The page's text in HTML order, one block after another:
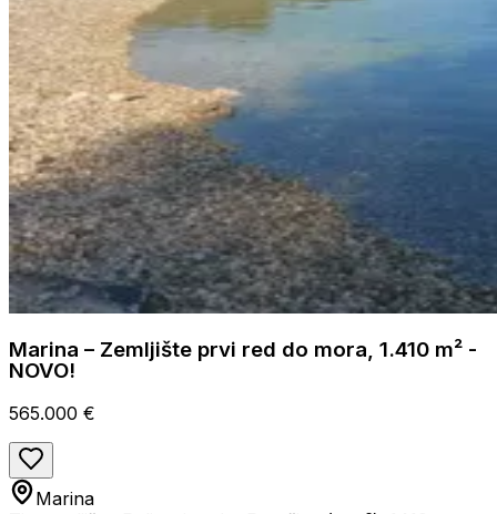
Marina – Zemljište prvi red do mora, 1.410 m² -
NOVO!
565.000 €
Marina